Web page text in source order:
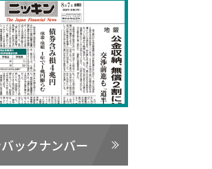
ックナンバー